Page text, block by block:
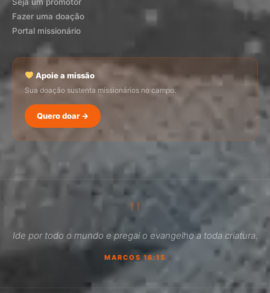
Fazer uma doação
Portal missionário
Apoie a missão
Sua doação sustenta missionários no campo.
Quero doar →
"
Ide por todo o mundo e pregai o evangelho a toda criatura.
MARCOS 16:15
Como faço para doar?